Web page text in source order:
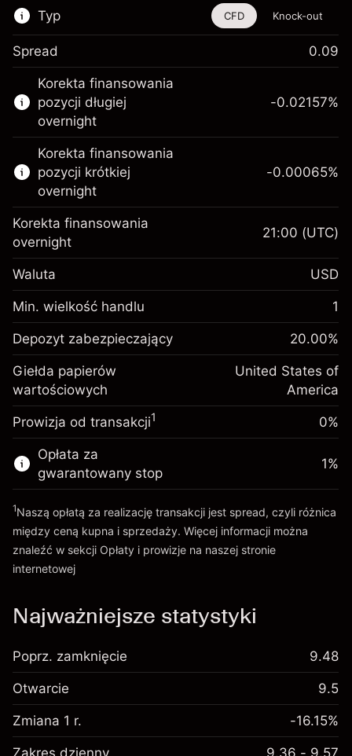
Typ
Ten instrument finansowy jest dostępny do
handlu poprzez CFD i opcje knock-out
Więcej informacji:
Kontrakty CFD
Opcje knock-out
CFD Knock-out
Spread 0.09
Korekta finansowania
pozycji długiej
overnight
Depozyt
zabezpieczający. Twoja
inwestycja
$1,000.00
Opłata overnight za
utrzymanie pozycji
Opłaty od pełnej wartości
pozycji
-0.021568
%
(-$1.08)
Rozmiar transakcji z dźwignią ~
$5,000.00
Środki z dźwigni ~$4,000.00
Idź do platformy
-0.02157%
Korekta finansowania
pozycji krótkiej
overnight
Depozyt
zabezpieczający. Twoja
inwestycja
$1,000.00
Opłata overnight za
utrzymanie pozycji
Opłaty od pełnej wartości
pozycji
-0.000654
%
Rozmiar transakcji z dźwignią ~
Środki z dźwigni ~
$4,000.00
Idź do platformy
-0.00065%
Korekta finansowania
overnight
21:00 (UTC)
Waluta USD
Min. wielkość handlu 1
Depozyt zabezpieczający 20.00%
Giełda papierów
wartościowych
United States of
America
Prowizja od transakcji1 0%
Opłata za
gwarantowany stop
Opłaty i Prowizje
1%
1Naszą opłatą za realizację transakcji jest spread, czyli różnica
między ceną kupna i sprzedaży. Więcej informacji można
znaleźć w sekcji Opłaty i prowizje na naszej stronie
internetowej
Najważniejsze statystyki
Poprz. zamknięcie 9.48
Otwarcie 9.5
Zmiana 1 r. -16.15%
Zakres dzienny 9.36 - 9.57